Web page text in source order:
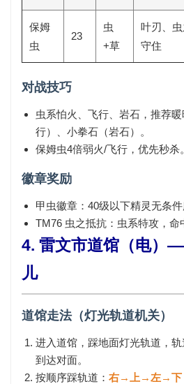
保姆
虫
23
虫
+草
叶刃、虫
守住
对战技巧
虫系怕火、飞行、岩石 ，推荐
行）、小拳石（岩石）。
保姆虫4倍弱火/飞行，优先秒杀。
徽章奖励
甲虫徽章 ：40级以下精灵无条
TM76 虫之抵抗 ：虫系特攻，命
4. 雷文市道馆（电）
儿
道馆走法（灯光轨道机关）
进入道馆，踩地面灯光轨道，
到达对面。
按顺序踩轨道： 右→上→左→下